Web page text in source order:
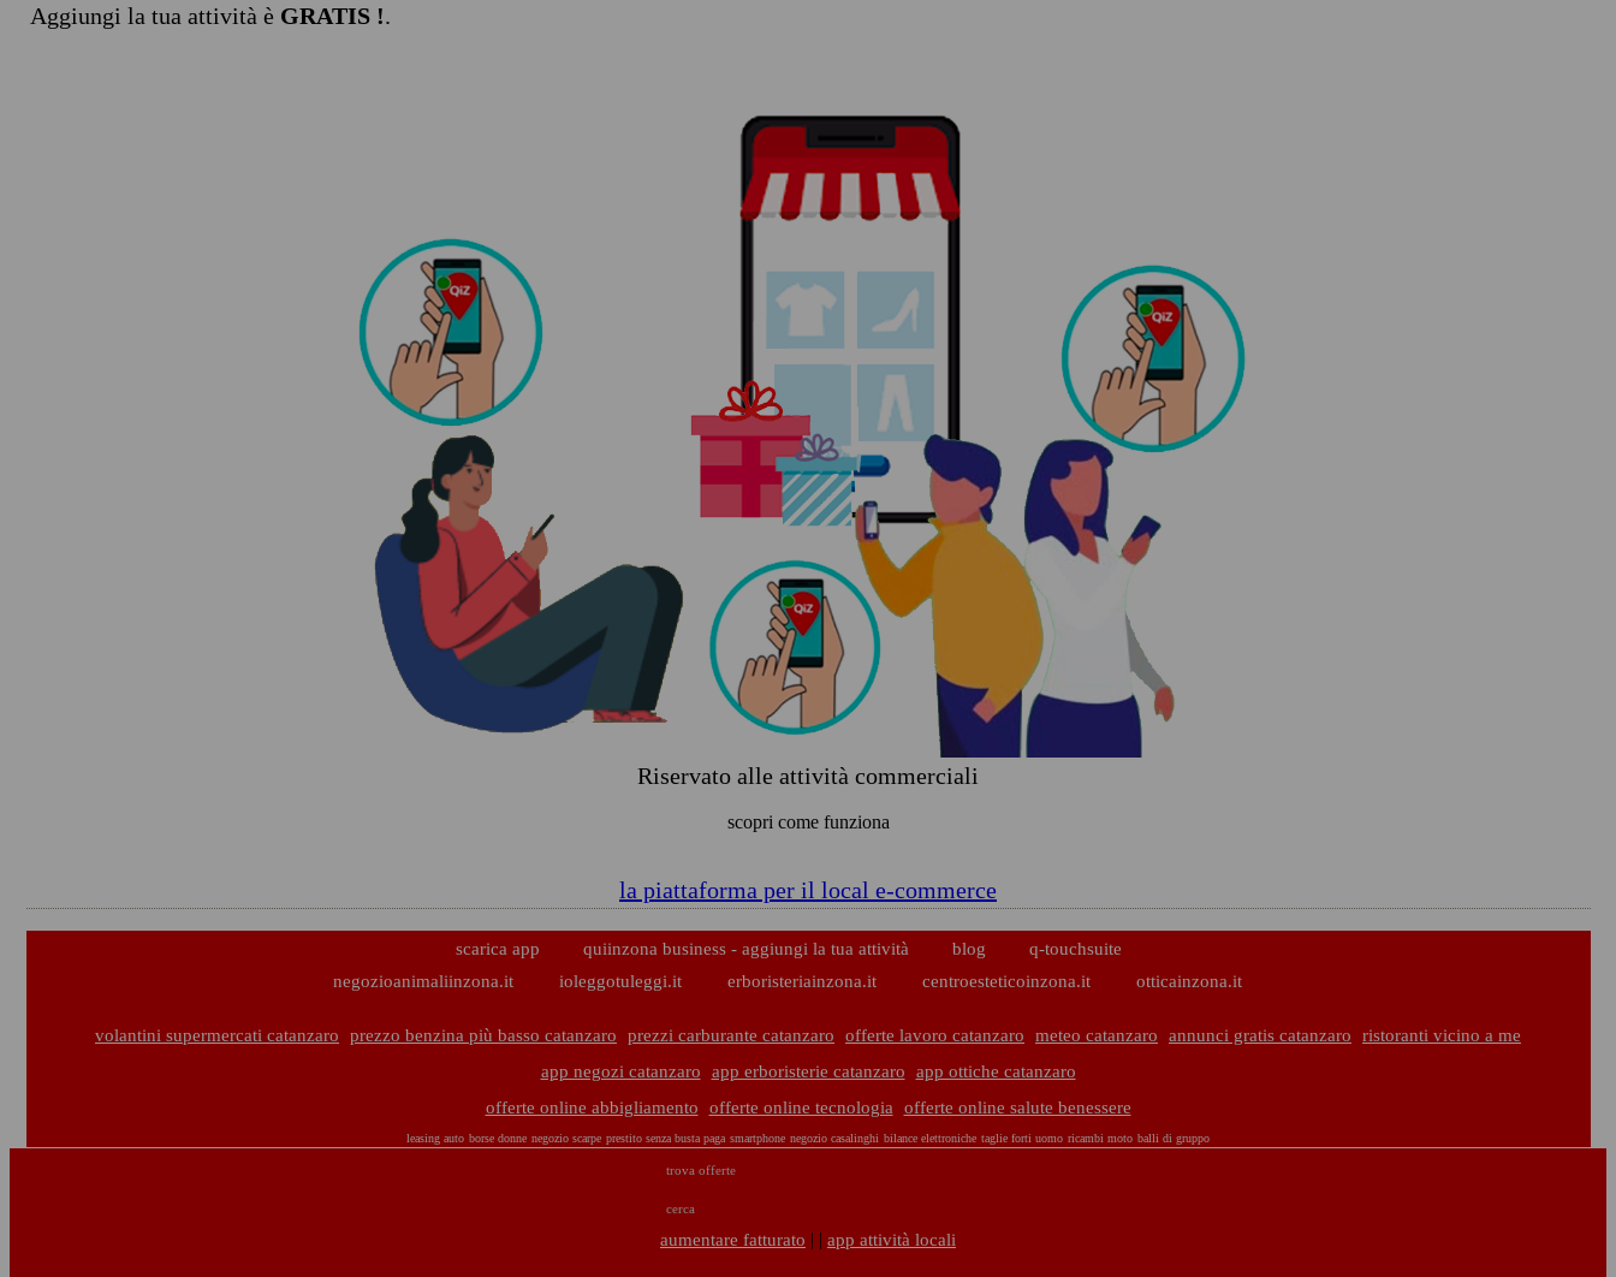
Aggiungi la tua attività è GRATIS !.
Riservato alle attività commerciali
scopri come funziona
la piattaforma per il local e-commerce
scarica app quiinzona business - aggiungi la tua attività blog
q-touchsuite
negozioanimaliinzona.it
ioleggotuleggi.it erboristeriainzona.it centroesteticoinzona.it otticainzona.it
volantini supermercati catanzaro prezzo benzina più basso catanzaro prezzi carburante catanzaro offerte lavoro catanzaro meteo catanzaro annunci gratis catanzaro
ristoranti vicino a me
app negozi catanzaro
app erboristerie catanzaro
app ottiche catanzaro
offerte online abbigliamento
offerte online tecnologia offerte online salute benessere
leasing auto borse donne negozio scarpe prestito senza busta paga smartphone negozio casalinghi bilance elettroniche taglie forti uomo ricambi moto balli di gruppo
trova offerte
cerca
aumentare fatturato | | app attività locali